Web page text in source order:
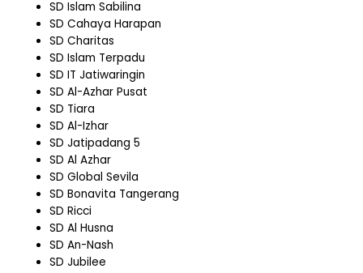
SD Islam Sabilina
SD Cahaya Harapan
SD Charitas
SD Islam Terpadu
SD IT Jatiwaringin
SD Al-Azhar Pusat
SD Tiara
SD Al-Izhar
SD Jatipadang 5
SD Al Azhar
SD Global Sevila
SD Bonavita Tangerang
SD Ricci
SD Al Husna
SD An-Nash
SD Jubilee